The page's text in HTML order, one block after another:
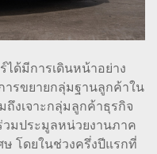
ได้มีการเดินหน้าอย่าง
ารขยายกลุ่มฐานลูกค้าใน
งเจาะกลุ่มลูกค้าธุรกิจ
วมประมูลหน่วยงานภาค
โดยในช่วงครึ่งปีแรกที่